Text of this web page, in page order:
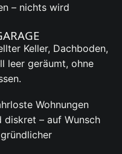
– nichts wird
Keller, Dachboden,
leer geräumt, ohne
Wohnungen
– auf Wunsch